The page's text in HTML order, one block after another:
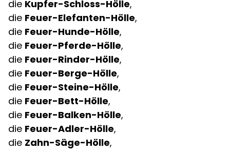
die Kupfer-Schloss-Hölle,
die Feuer-Elefanten-Hölle,
die Feuer-Hunde-Hölle,
die Feuer-Pferde-Hölle,
die Feuer-Rinder-Hölle,
die Feuer-Berge-Hölle,
die Feuer-Steine-Hölle,
die Feuer-Bett-Hölle,
die Feuer-Balken-Hölle,
die Feuer-Adler-Hölle,
die Zahn-Säge-Hölle,